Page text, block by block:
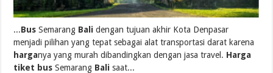
...Bus Semarang Bali dengan tujuan akhir Kota Denpasar
menjadi pilihan yang tepat sebagai alat transportasi darat karena
harganya yang murah dibandingkan dengan jasa travel. Harga
tiket bus Semarang Bali saat...